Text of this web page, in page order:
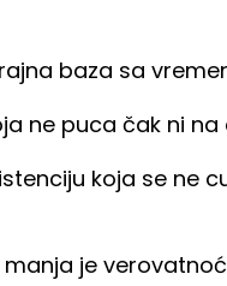
baza sa
ne puca čak ni
koja se ne
manja je